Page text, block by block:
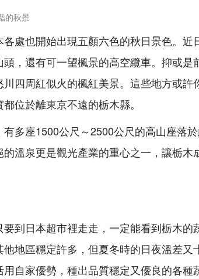
的秋景
處也開始出現五顏六色的秋日景色。
，還有可一望楓景的高空纜車。抑或
川四周紅似火的楓紅美景。這些地方或
位於離東京不遠的栃木縣。
多座1500公尺～2500公尺的高山座落
溫泉更是觀光產業的重心之一，讓栃
到日本超市裡走走，一定能看到栃木的
地區穩定許多，但夏冬時的日夜溫差
自家優勢，種出品質穩定又優良的各種